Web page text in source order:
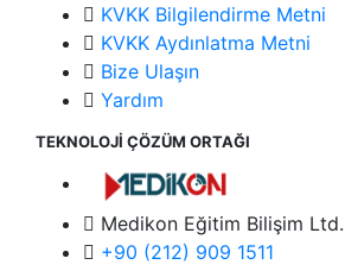
KVKK Bilgilendirme Metni
KVKK Aydınlatma Metni
Bize Ulaşın
Yardım
TEKNOLOJİ ÇÖZÜM ORTAĞI
Medikon Eğitim Bilişim
+90 (212) 909 1511